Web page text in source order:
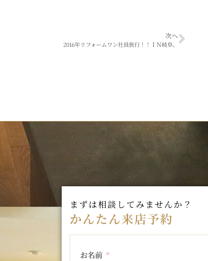
次へ
2016年リフォームワン社員旅行！！ＩＮ岐阜。
まずは相談してみませんか？
かんたん来店予約
お名前